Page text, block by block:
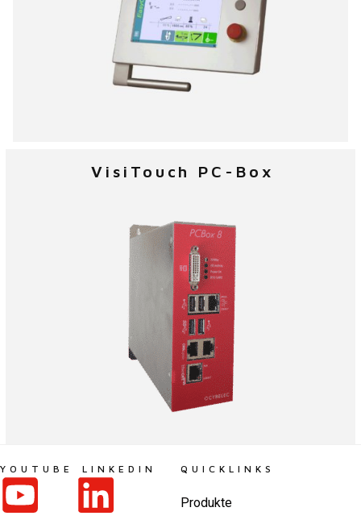
VisiTouch PC-Box
QUICKLINKS
Produkte
YOUTUBE LINKEDIN